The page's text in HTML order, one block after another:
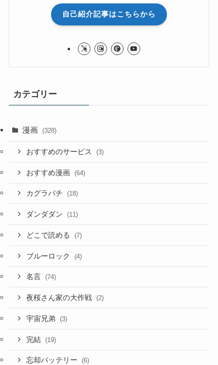
自己紹介記事はこちらから
カテゴリー
漫画 (328)
おすすめのサービス (3)
おすすめ漫画 (64)
カグラバチ (18)
ダンダダン (11)
どこで読める (7)
ブルーロック (4)
名言 (74)
夜桜さん家の大作戦 (2)
宇宙兄弟 (3)
完結 (19)
忘却バッテリー (6)